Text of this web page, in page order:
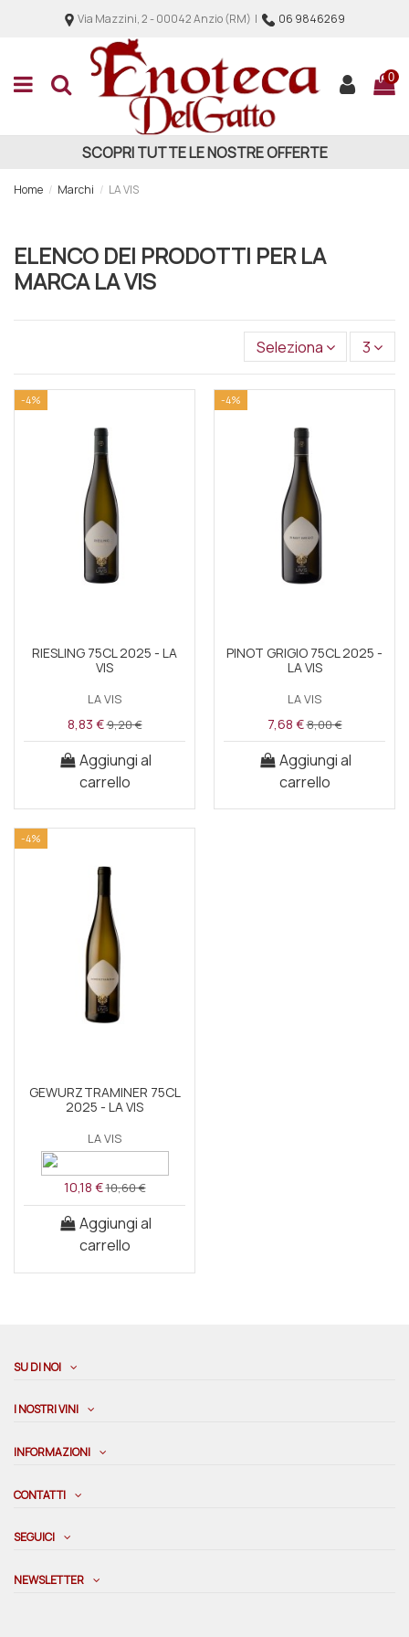
Via Mazzini, 2 - 00042 Anzio (RM) | 06 9846269
0
SCOPRI TUTTE LE NOSTRE OFFERTE
Home Marchi LA VIS
ELENCO DEI PRODOTTI PER LA
MARCA LA VIS
Seleziona 3
-4%
RIESLING 75CL 2025 - LA
VIS
LA VIS
8,83 €9,20 €
Aggiungi al
carrello
-4%
PINOT GRIGIO 75CL 2025 -
LA VIS
LA VIS
7,68 €8,00 €
Aggiungi al
carrello
-4%
GEWURZTRAMINER 75CL
2025 - LA VIS
LA VIS
10,18 €10,60 €
Aggiungi al
carrello
SU DI NOI
I NOSTRI VINI
INFORMAZIONI
CONTATTI
SEGUICI
NEWSLETTER